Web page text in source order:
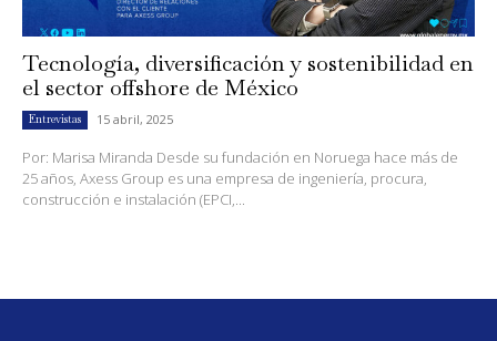
Tecnología, diversificación y sostenibilidad en
el sector offshore de México
Entrevistas 15 abril, 2025
Por: Marisa Miranda Desde su fundación en Noruega hace más de
25 años, Axess Group es una empresa de ingeniería, procura,
construcción e instalación (EPCI,...